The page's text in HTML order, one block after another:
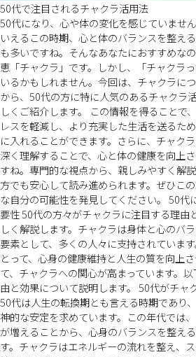
50代で注目されるチャクラ活用法
50代になり、心や体の変化を感じていませ
いえるこの時期、心と体のバランスを整え
も多いですね。そんなあなたにおすすめな
恵「チャクラ」です。しかし、「チャクラ
いるかもしれません。今回は、チャクラに
から、50代の方に特に人気のあるチャクラ
しくご紹介します。 この情報を得ることで
レスを軽減し、より充実した生活を送るた
に入れることができます。さらに、チャク
深く理解することで、心と体の健康を向上
すね。専門的な視点から、親しみやすく解
方でも安心して読み進められます。ぜひこ
な自分の可能性を発見してください。 50代
要性 50代の方々がチャクラに注目する理由
しく解説します。チャクラは身体と心のバ
要素として、多くの人々に支持されていま
とって、心身の健康維持と人生の質を向上
て、チャクラへの関心が高まっています。
由と効果について説明します。 50代がチャ
50代は人生の転換期とも言える時期であり
神的な安定を求めています。この年代では
が増えることから、心身のバランスを整え
す。チャクラはエネルギーの流れを整え、